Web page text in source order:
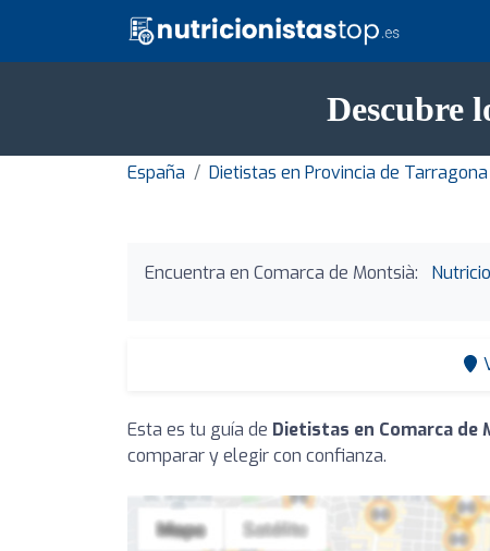
Descubre
España Dietistas en Provincia de Tarragona
Encuentra en Comarca de Montsià:
Esta es tu guía de Dietistas en Comarca de
comparar y elegir con confianza.